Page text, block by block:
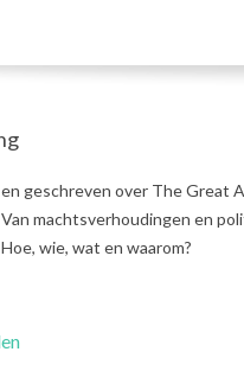
geschreven over The Great
machtsverhoudingen en
wie, wat en waarom?